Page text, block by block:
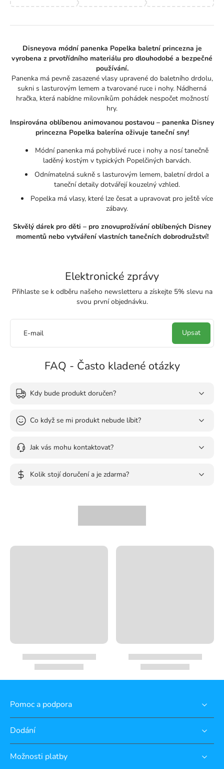
Disneyova módní panenka Popelka baletní princezna je
vyrobena z prvotřídního materiálu pro dlouhodobé a bezpečné
používání.
Panenka má pevně zasazené vlasy upravené do baletního drdolu,
sukni s lasturovým lemem a tvarované ruce i nohy. Nádherná
hračka, která nabídne milovníkům pohádek nespočet možností
hry.
Inspirována oblíbenou animovanou postavou – panenka Disney
princezna Popelka balerína oživuje taneční sny!
Módní panenka má pohyblivé ruce i nohy a nosí tanečně
laděný kostým v typických Popelčiných barvách.
Odnímatelná sukně s lasturovým lemem, baletní drdol a
taneční detaily dotvářejí kouzelný vzhled.
Popelka má vlasy, které lze česat a upravovat pro ještě více
zábavy.
Skvělý dárek pro děti – pro znovuprožívání oblíbených Disney
momentů nebo vytváření vlastních tanečních dobrodružství!
Elektronické zprávy
Přihlaste se k odběru našeho newsletteru a získejte 5% slevu na
svou první objednávku.
E-mail Upsat
FAQ - Často kladené otázky
Kdy bude produkt doručen?
Co když se mi produkt nebude líbit?
Jak vás mohu kontaktovat?
Kolik stojí doručení a je zdarma?
Pomoc a podpora
Dodání
Možnosti platby